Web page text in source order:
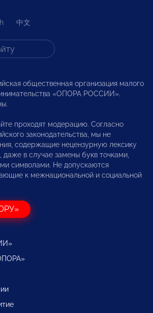
中文
общественная организация малого
«ОПОРА РОССИИ».
проходят модерацию. Согласно
законодательства, мы не
содержащие нецензурную лексику
в случае замены букв точками,
символами. Не допускаются
к межнациональной и социальной